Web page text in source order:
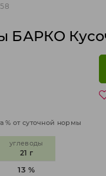
БАРКО
% от суточной нормы
углеводы
21 г
13 %